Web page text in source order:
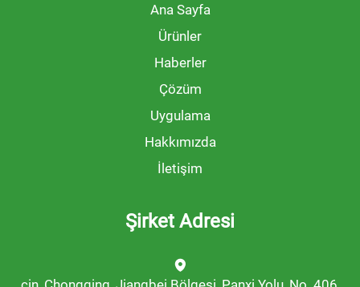
Ana Sayfa
Ürünler
Haberler
Çözüm
Uygulama
Hakkımızda
İletişim
Şirket Adresi